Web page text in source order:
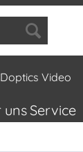
Video
unsService